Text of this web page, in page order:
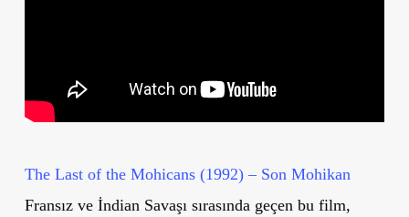
The Last of the Mohicans (1992) – Son Mohikan
Fransız ve İndian Savaşı sırasında geçen bu film,